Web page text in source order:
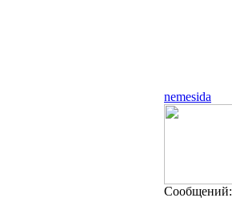
nemesida
Сообщений: